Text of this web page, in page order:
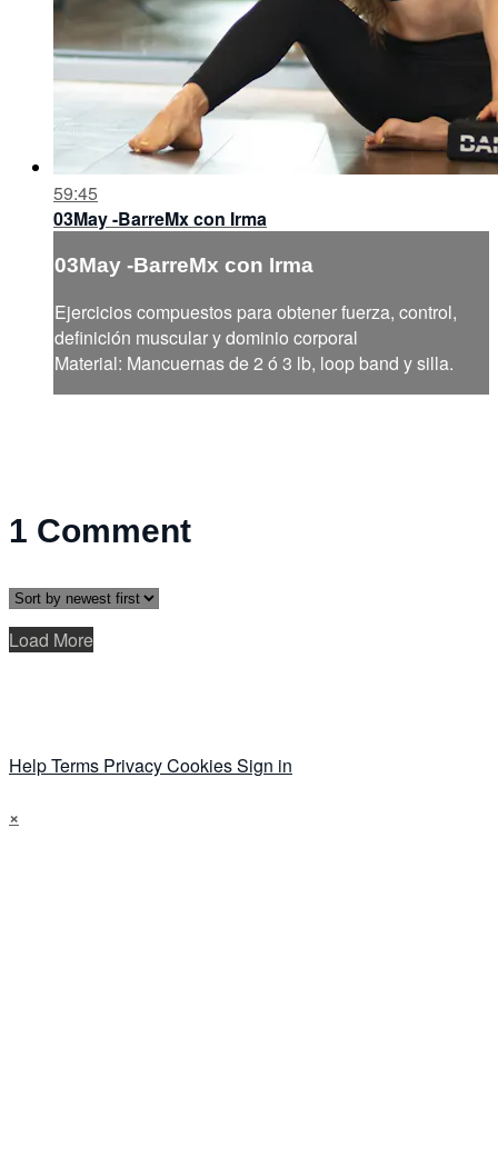
59:45
03May -BarreMx con Irma
03May -BarreMx con Irma
Ejercicios compuestos para obtener fuerza, control,
definición muscular y dominio corporal
Material: Mancuernas de 2 ó 3 lb, loop band y silla.
1 Comment
Load More
HelpTerms PrivacyCookiesSign in
×